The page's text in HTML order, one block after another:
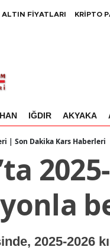
ALTIN FİYATLARI KRİPTO
IĞDIR AKYAKA
| Son Dakika Kars Haberleri
2025-2026